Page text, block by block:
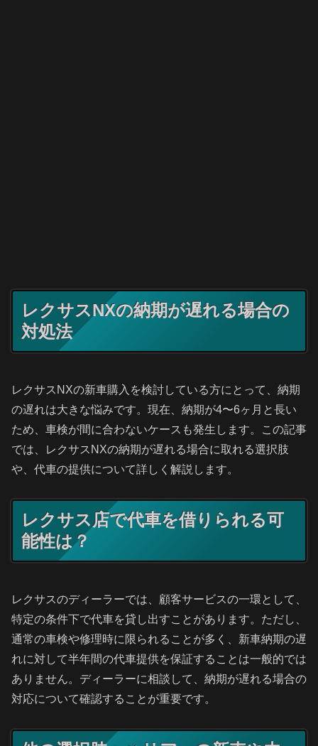
レクサスNXの納期が遅れる場合の
対処法
レクサスNXの新車購入を検討している方にとって、納期
の遅れは大きな悩みです。現在、納期が4〜6ヶ月と長い
ため、車検が間に合わないケースも発生します。この記事
では、レクサスNXの納期が遅れる場合に取れる選択肢
や、代車の提供について詳しく解説します。
レクサス店で代車を借りられる可
能性は？
レクサスのディーラーでは、顧客サービスの一環として、
特定の条件下で代車を貸し出すことがあります。ただし、
通常の車検や修理時に限られることが多く、新車納期の遅
れに対して半年間の代車提供を保証することは一般的では
ありません。ディーラーに相談して、納期が遅れる場合の
対応について確認することが重要です。